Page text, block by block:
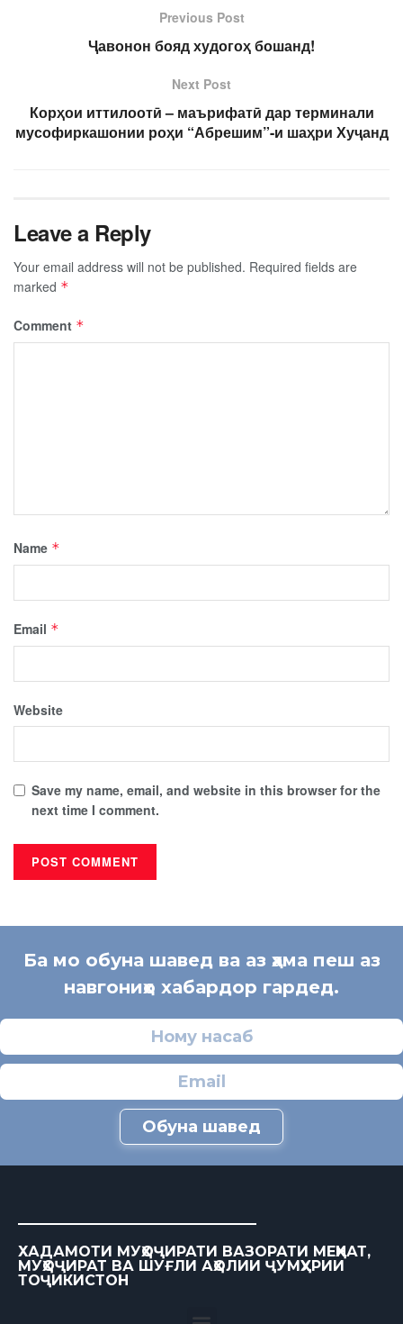
Previous Post
Ҷавонон бояд худогоҳ бошанд!
Next Post
Корҳои иттилоотӣ – маърифатӣ дар терминали
мусофиркашонии роҳи “Абрешим”-и шаҳри Хуҷанд
Leave a Reply
Your email address will not be published. Required fields are
marked *
Comment *
Name *
Email *
Website
Save my name, email, and website in this browser for the
next time I comment.
Ба мо обуна шавед ва аз ҳама пеш аз
навгониҳо хабардор гардед.
Обуна шавед
ХАДАМОТИ МУҲОҶИРАТИ ВАЗОРАТИ МЕҲНАТ,
МУҲОҶИРАТ ВА ШУҒЛИ АҲОЛИИ ҶУМҲУРИИ
ТОҶИКИСТОН